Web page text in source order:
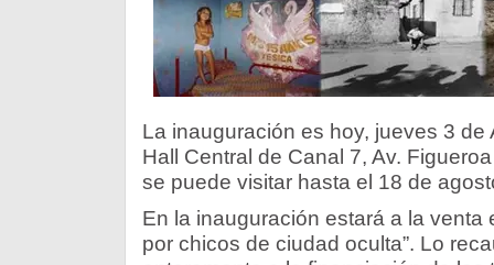
La inauguración es hoy, jueves 3 de
Hall Central de Canal 7, Av.
se puede visitar hasta el 18 de
En la inauguración estará a la venta
por chicos de ciudad oculta”. Lo